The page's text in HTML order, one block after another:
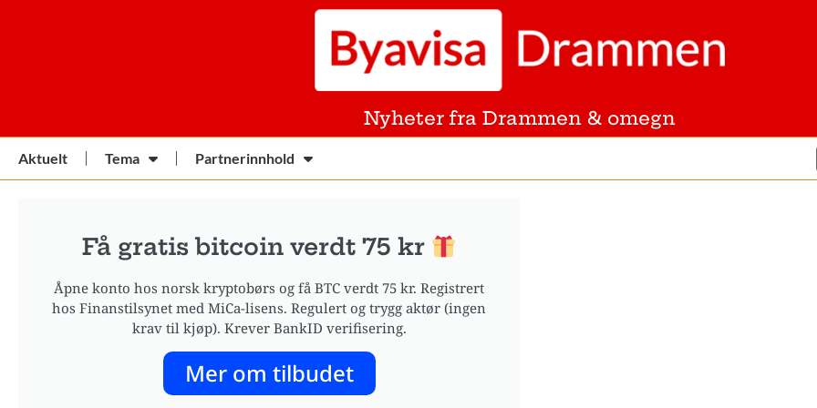
Nyheter fra Drammen & omegn
Aktuelt Tema Partnerinnhold
Få gratis bitcoin verdt 75 kr
Åpne konto hos norsk kryptobørs og få BTC verdt 75 kr. Registrert
hos Finanstilsynet med MiCa-lisens. Regulert og trygg aktør (ingen
krav til kjøp). Krever BankID verifisering.
Mer om tilbudet